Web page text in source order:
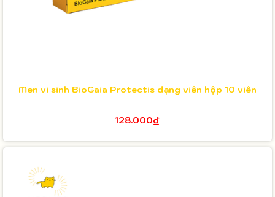
Men vi sinh BioGaia Protectis dạng viên hộp 10 viên
128.000₫